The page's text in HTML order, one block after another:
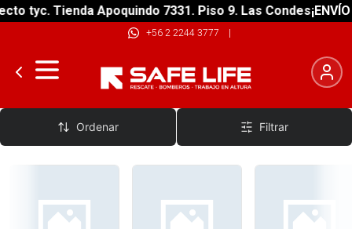
tyc. Tienda Apoquindo 7331. Piso 9. Las Condes¡ENVÍO
+56 2 2244 3777 |
Librería General
Ordenar Filtrar